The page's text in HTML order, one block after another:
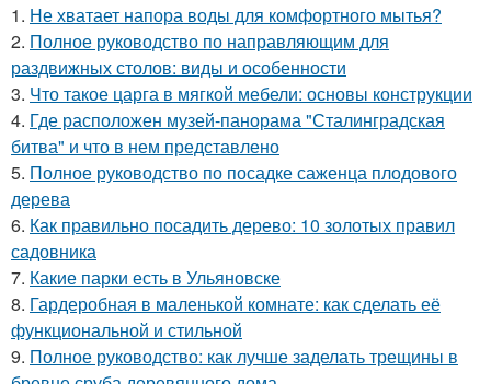
1. Не хватает напора воды для комфортного мытья?
2. Полное руководство по направляющим для
раздвижных столов: виды и особенности
3. Что такое царга в мягкой мебели: основы конструкции
4. Где расположен музей-панорама "Сталинградская
битва" и что в нем представлено
5. Полное руководство по посадке саженца плодового
дерева
6. Как правильно посадить дерево: 10 золотых правил
садовника
7. Какие парки есть в Ульяновске
8. Гардеробная в маленькой комнате: как сделать её
функциональной и стильной
9. Полное руководство: как лучше заделать трещины в